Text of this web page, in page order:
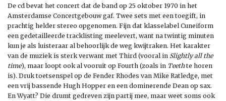
De cd bevat het concert dat de band op 25 oktober 1970 in het
Amsterdamse Concertgebouw gaf. Twee sets met een toegift, in
prachtig helder stereo opgenomen. Fijn dat klasselabel Cuneiform
een gedetailleerde tracklisting meelevert, want na twintig minuten
kun je als luisteraar al behoorlijk de weg kwijtraken. Het karakter
van de muziek is sterk verwant met Third (vooral in Slightly all the
time), maar loopt ook al vooruit op Fourth (zoals in Teethte horen
is). Druk toetsenspel op de Fender Rhodes van Mike Ratledge, met
een vrij bassende Hugh Hopper en een dominerende Dean op sax.
En Wyatt? Die drumt gedreven zijn partij mee, maar weet soms ook